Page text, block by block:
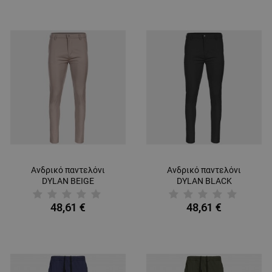
Ανδρικό παντελόνι
DYLAN BEIGE
48,61 €
Ανδρικό παντελόνι
DYLAN BLACK
48,61 €